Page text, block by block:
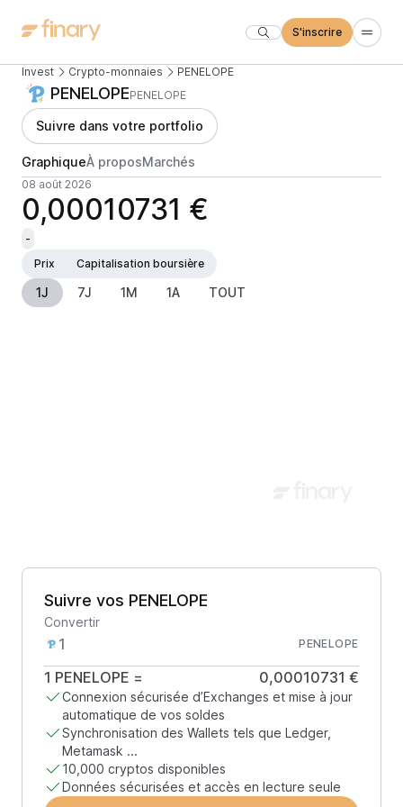
S'inscrire
Invest Crypto-monnaies PENELOPE
PENELOPEPENELOPE
Suivre dans votre portfolio
GraphiqueÀ proposMarchés
08 août 2026
0,00010731 €
-
Prix
Capitalisation boursière
1J 7J 1M 1A TOUT
Suivre vos PENELOPE
Convertir
PENELOPE
1 PENELOPE = 0,00010731 €
Connexion sécurisée d’Exchanges et mise à jour
automatique de vos soldes
Synchronisation des Wallets tels que Ledger,
Metamask ...
10,000 cryptos disponibles
Données sécurisées et accès en lecture seule